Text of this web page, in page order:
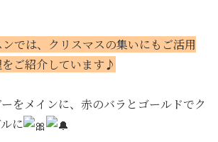
では、クリスマスの集いにもご活用
ご紹介しています♪
をメインに、赤のバラとゴールドでク
に